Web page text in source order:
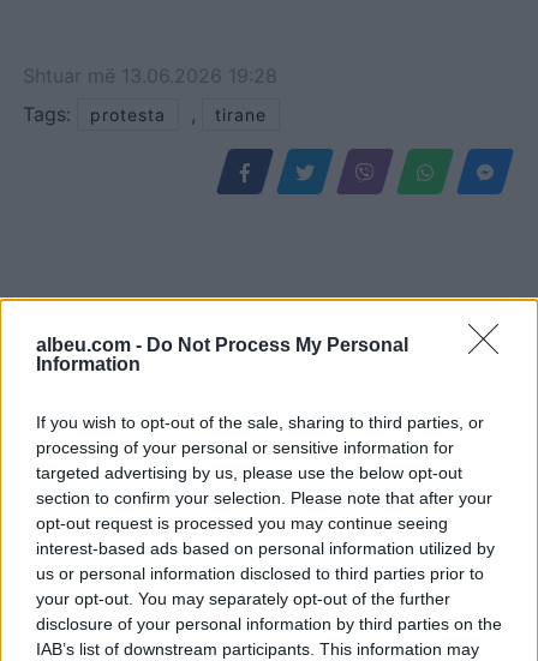
albeu.com - Do Not Process My Personal
Information
If you wish to opt-out of the sale, sharing to third parties, or
processing of your personal or sensitive information for
targeted advertising by us, please use the below opt-out
section to confirm your selection. Please note that after your
opt-out request is processed you may continue seeing
interest-based ads based on personal information utilized by
us or personal information disclosed to third parties prior to
your opt-out. You may separately opt-out of the further
disclosure of your personal information by third parties on the
IAB’s list of downstream participants. This information may
Shtuar më 13.06.2026 19:28
Tags:
protesta , tirane
Vijon beteja me flakët në
Mallakastër, era e fortë
aktivizon sërish zjarrin në
Drenie
Masakër mjedisore në
Gjirin e Lalzit/ Ujërat e
zeza derdhen në det,
ndotet bregdeti në kulmin
e sezonit